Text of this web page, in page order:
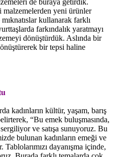
yeni ürünler
kullanarak farklı
farkındalık yaratmayı
dönüştürdük. Aslında bir
bir tepsi haline
kadınların kültür, yaşam, barış
“Bu emek buluşmasında,
sergiliyor ve satışa sunuyoruz. Bu
bulunan kadınların emeği ve
Tablolarımızı dayanışma içinde,